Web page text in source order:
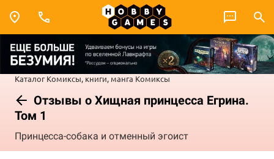
Каталог Комиксы, книги, манга Комиксы
Отзывы о Хищная принцесса Егрина.
Том 1
Принцесса-собака и отменный эгоист